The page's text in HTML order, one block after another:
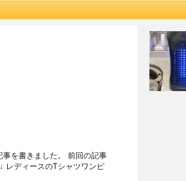
を書きました。 前回の記事
ディースのTシャツワンピ